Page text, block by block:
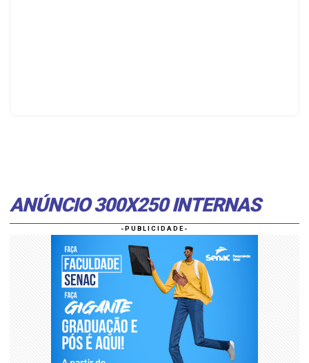
ANÚNCIO 300X250 INTERNAS